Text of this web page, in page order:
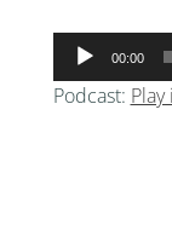
声
プ
00:00
Podcast: